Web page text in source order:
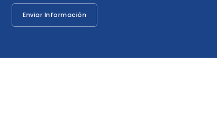
Enviar Información